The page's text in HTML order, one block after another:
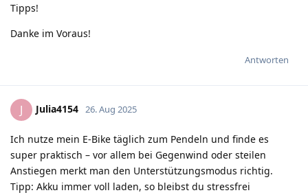
Tipps!
Danke im Voraus!
Antworten
J Julia4154 26. Aug 2025
Ich nutze mein E-Bike täglich zum Pendeln und finde es
super praktisch – vor allem bei Gegenwind oder steilen
Anstiegen merkt man den Unterstützungsmodus richtig.
Tipp: Akku immer voll laden, so bleibst du stressfrei